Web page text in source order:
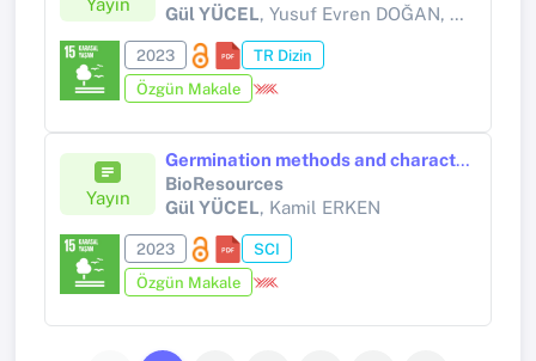
Yayın
Gül YÜCEL, Yusuf Evren DOĞAN, Merve TANFER
2023
TR Dizin
Özgün Makale
Yayın
Germination methods and characteristics of endemic Centaurea olympica DC. Koch grown in cultural conditions
BioResources
Gül YÜCEL, Kamil ERKEN
2023
SCI
Özgün Makale